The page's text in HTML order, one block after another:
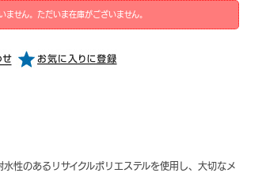
ません。ただいま在庫がございません。
水性のあるリサイクルポリエステルを使用し、大切なメ